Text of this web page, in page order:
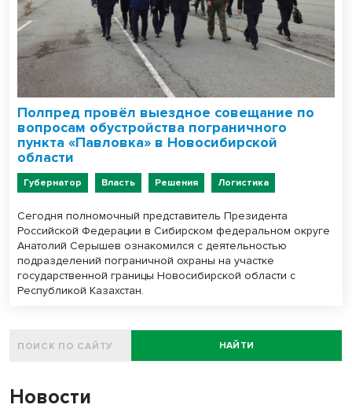
Полпред провёл выездное совещание по
вопросам обустройства пограничного
пункта «Павловка» в Новосибирской
области
Губернатор Власть Решения Логистика
Сегодня полномочный представитель Президента
Российской Федерации в Сибирском федеральном округе
Анатолий Серышев ознакомился с деятельностью
подразделений пограничной охраны на участке
государственной границы Новосибирской области с
Республикой Казахстан.
НАЙТИ
Новости